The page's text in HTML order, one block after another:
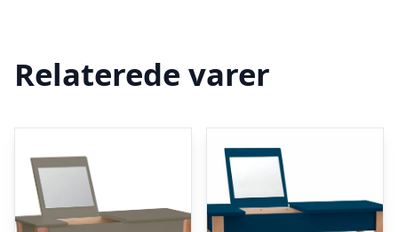
Relaterede varer